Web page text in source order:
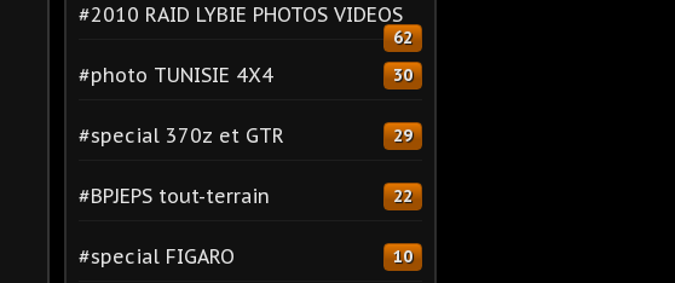
#2010 RAID LYBIE PHOTOS VIDEOS
62
#photo TUNISIE 4X4 30
#special 370z et GTR 29
#BPJEPS tout-terrain 22
#special FIGARO 10